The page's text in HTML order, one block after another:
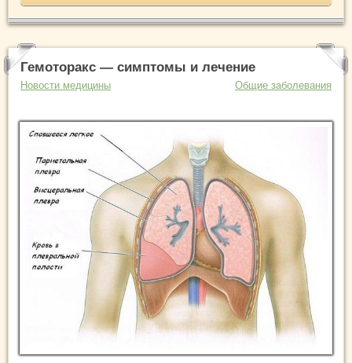
Гемоторакс — симптомы и лечение
Новости медицины Общие заболевания